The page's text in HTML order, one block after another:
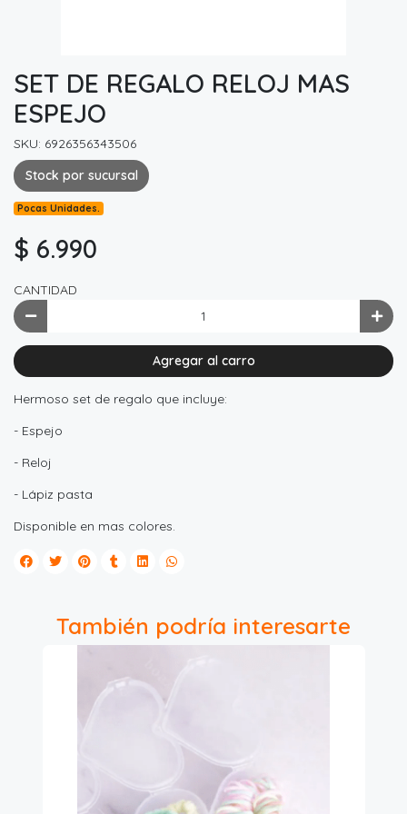
SET DE REGALO RELOJ MAS
ESPEJO
SKU: 6926356343506
Stock por sucursal
Pocas Unidades.
$ 6.990
CANTIDAD
Agregar al carro
Hermoso set de regalo que incluye:
- Espejo
- Reloj
- Lápiz pasta
Disponible en mas colores.
También podría interesarte